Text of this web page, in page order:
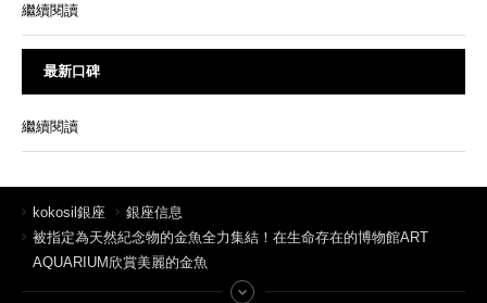
繼續閱讀
最新口碑
繼續閱讀
kokosil銀座
銀座信息
被指定為天然紀念物的金魚全力集結！在生命存在的博物館ART
AQUARIUM欣賞美麗的金魚